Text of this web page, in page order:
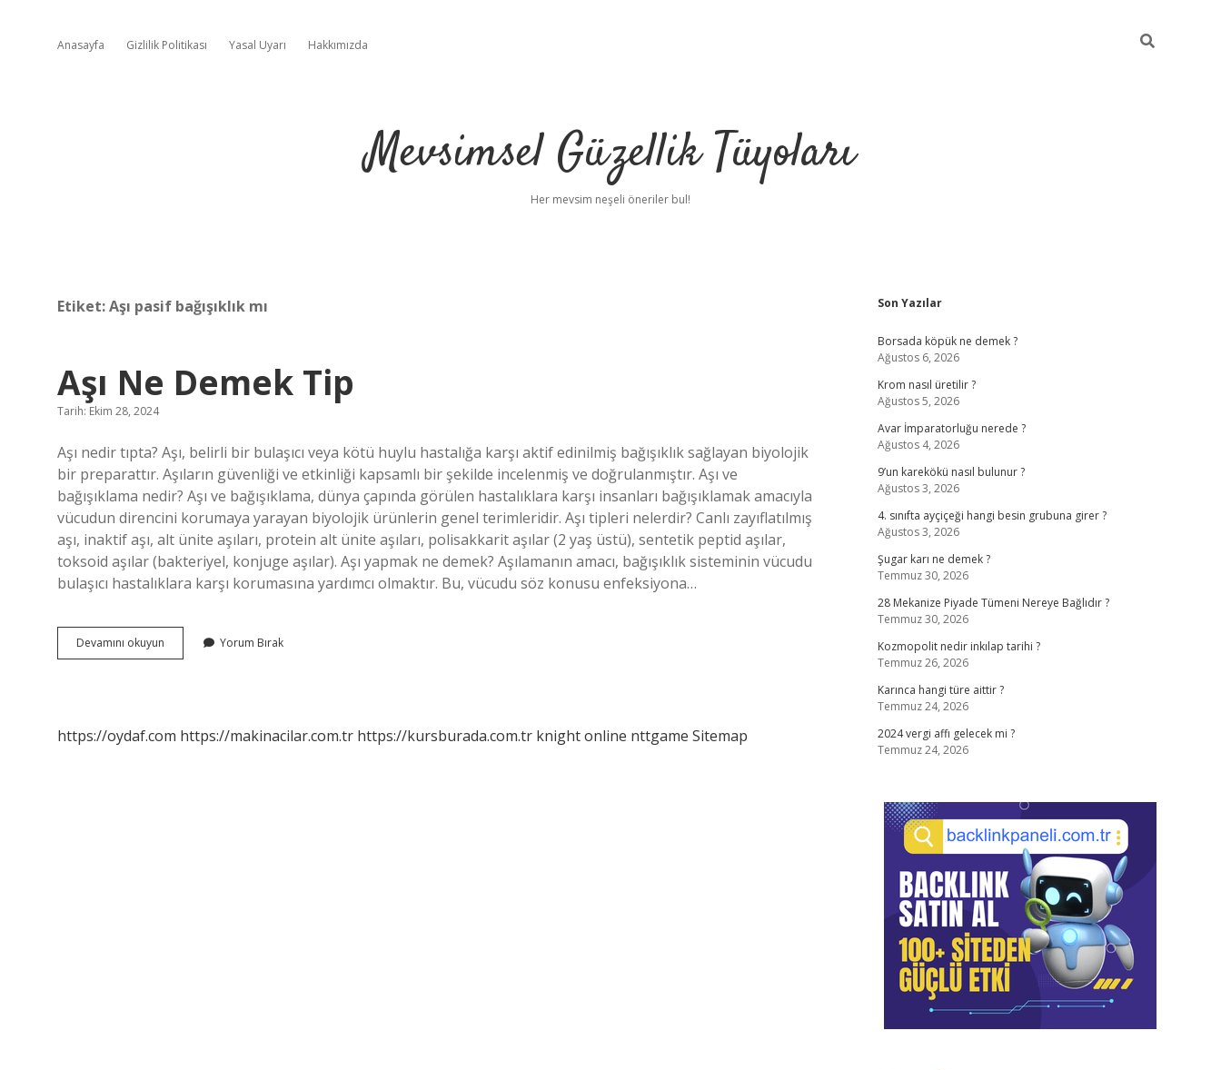
Anasayfa Gizlilik Politikası Yasal Uyarı Hakkımızda
Mevsimsel Güzellik Tüyoları
Her mevsim neşeli öneriler bul!
Etiket:Aşı pasif bağışıklık mı
Aşı Ne Demek Tip
Tarih: Ekim 28, 2024
Aşı nedir tıpta? Aşı, belirli bir bulaşıcı veya kötü huylu hastalığa karşı aktif edinilmiş bağışıklık sağlayan biyolojik
bir preparattır. Aşıların güvenliği ve etkinliği kapsamlı bir şekilde incelenmiş ve doğrulanmıştır. Aşı ve
bağışıklama nedir? Aşı ve bağışıklama, dünya çapında görülen hastalıklara karşı insanları bağışıklamak amacıyla
vücudun direncini korumaya yarayan biyolojik ürünlerin genel terimleridir. Aşı tipleri nelerdir? Canlı zayıflatılmış
aşı, inaktif aşı, alt ünite aşıları, protein alt ünite aşıları, polisakkarit aşılar (2 yaş üstü), sentetik peptid aşılar,
toksoid aşılar (bakteriyel, konjuge aşılar). Aşı yapmak ne demek? Aşılamanın amacı, bağışıklık sisteminin vücudu
bulaşıcı hastalıklara karşı korumasına yardımcı olmaktır. Bu, vücudu söz konusu enfeksiyona…
Devamını okuyun
Ne
Yorum Bırak
https://oydaf.com https://makinacilar.com.tr https://kursburada.com.tr knight online nttgame Sitemap
Sidebar
Son Yazılar
Borsada köpük ne demek ?
Ağustos 6, 2026
Krom nasıl üretilir ?
Ağustos 5, 2026
Avar İmparatorluğu nerede ?
Ağustos 4, 2026
9’un karekökü nasıl bulunur ?
Ağustos 3, 2026
4. sınıfta ayçiçeği hangi besin grubuna girer ?
Ağustos 3, 2026
Şugar karı ne demek ?
Temmuz 30, 2026
28 Mekanize Piyade Tümeni Nereye Bağlıdır ?
Temmuz 30, 2026
Kozmopolit nedir inkılap tarihi ?
Temmuz 26, 2026
Karınca hangi türe aittir ?
Temmuz 24, 2026
2024 vergi affı gelecek mi ?
Temmuz 24, 2026
betci